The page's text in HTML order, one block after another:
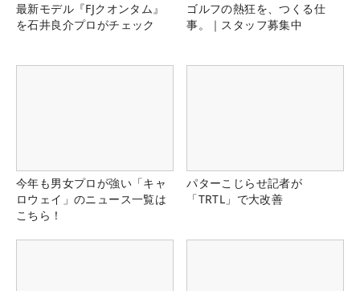
最新モデル『FJクオンタム』
を石井良介プロがチェック
ゴルフの熱狂を、つくる仕
事。｜スタッフ募集中
今年も男女プロが強い「キャ
ロウェイ」のニュース一覧は
こちら！
パターこじらせ記者が
「TRTL」で大改善